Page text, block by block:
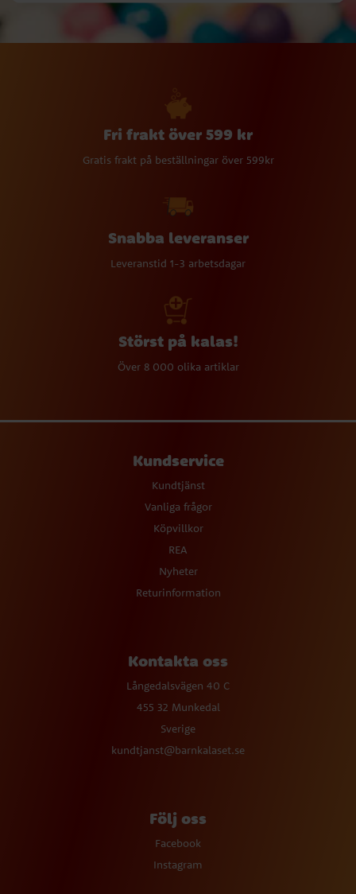
Fri frakt över 599 kr
Gratis frakt på beställningar över 599kr
Snabba leveranser
Leveranstid 1-3 arbetsdagar
Störst på kalas!
Över 8 000 olika artiklar
Kundservice
Kundtjänst
Vanliga frågor
Köpvillkor
REA
Nyheter
Returinformation
Kontakta oss
Långedalsvägen 40 C
455 32 Munkedal
Sverige
kundtjanst@barnkalaset.se
Följ oss
Facebook
Instagram